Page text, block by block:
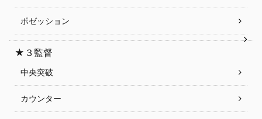
ポゼッション
★３監督
中央突破
カウンター